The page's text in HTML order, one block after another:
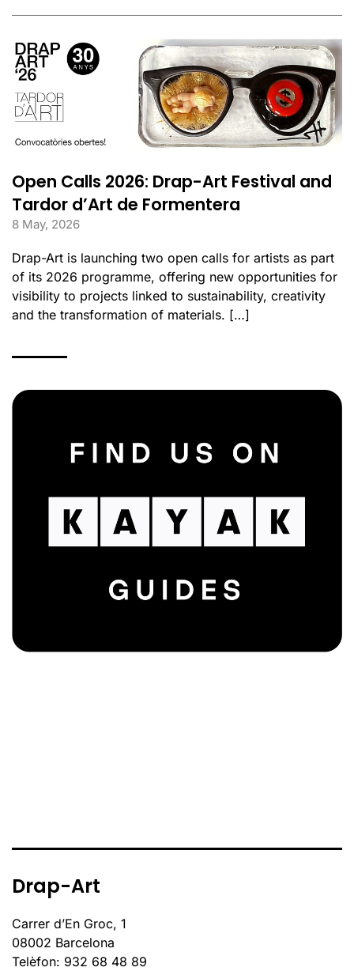
Open Calls 2026: Drap-Art Festival and
Tardor d’Art de Formentera
8 May, 2026
Drap-Art is launching two open calls for artists as part
of its 2026 programme, offering new opportunities for
visibility to projects linked to sustainability, creativity
and the transformation of materials. […]
Drap-Art
Carrer d’En Groc, 1
08002 Barcelona
Telèfon: 932 68 48 89